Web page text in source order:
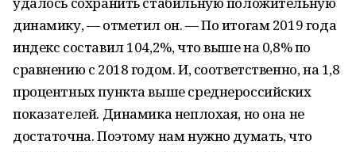
динамику, — отметил он. — По итогам 2019 года
индекс составил 104,2%, что выше на 0,8% по
сравнению с 2018 годом. И, соответственно, на 1,8
процентных пункта выше среднероссийских
показателей. Динамика неплохая, но она не
достаточна. Поэтому нам нужно думать, что